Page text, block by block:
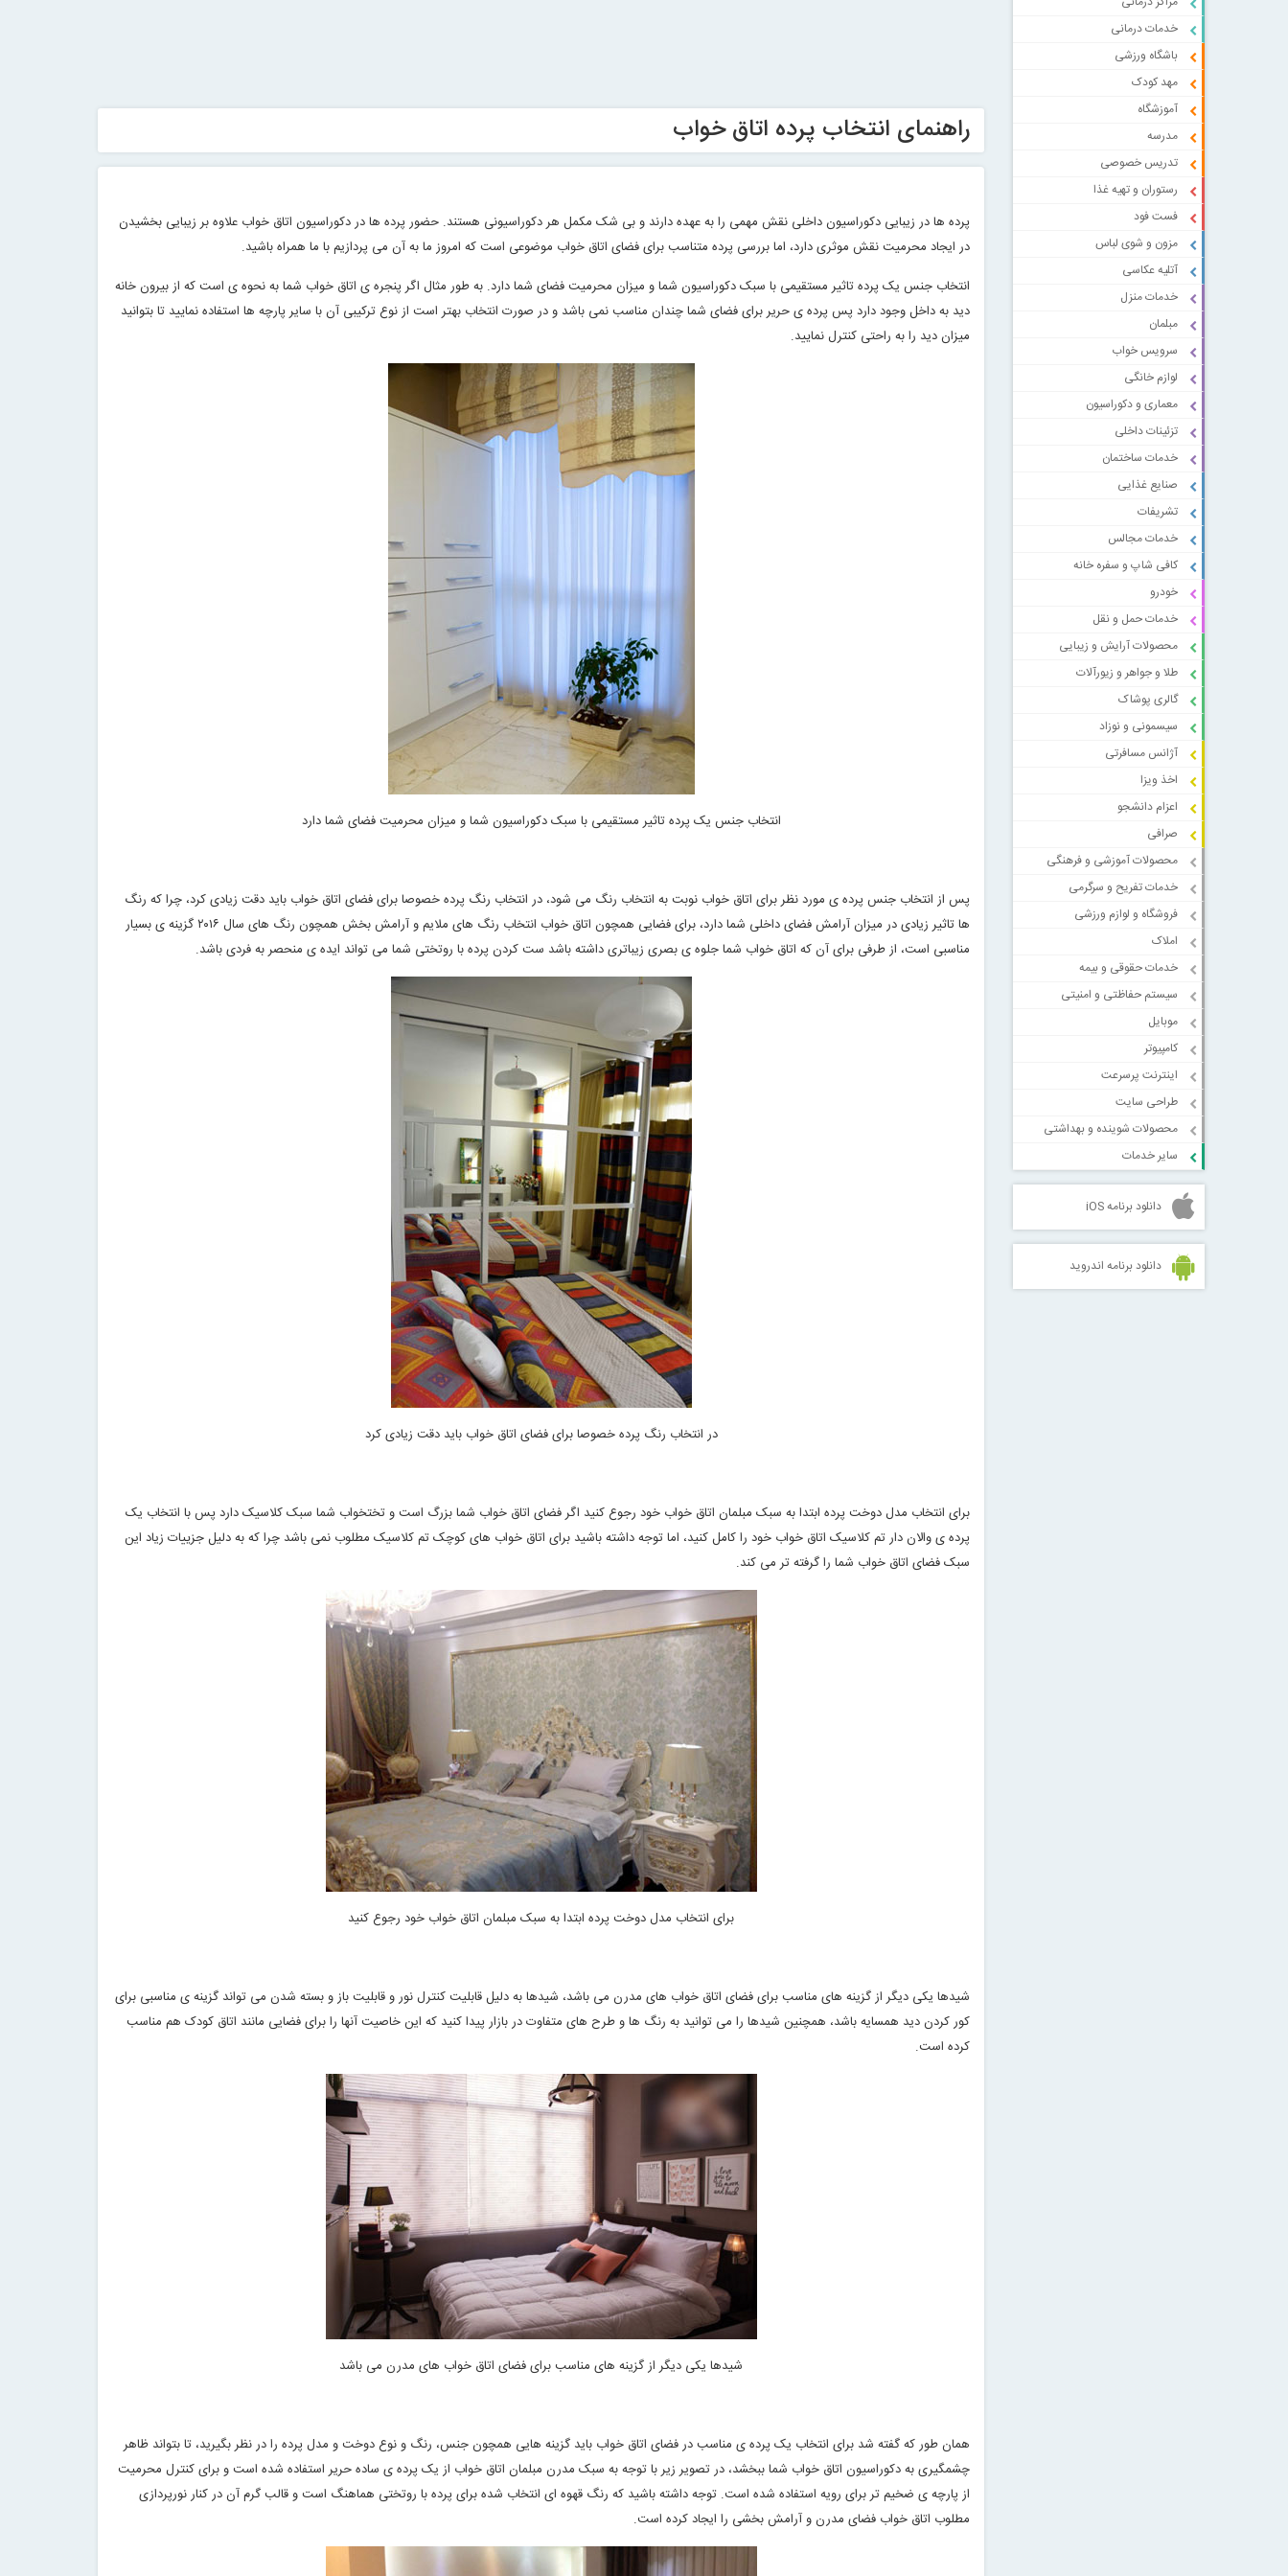
خدمات درمانی
باشگاه ورزشی
مهد کودک
آموزشگاه
مدرسه
تدریس خصوصی
رستوران و تهیه غذا
فست فود
مزون و شوی لباس
آتلیه عکاسی
خدمات منزل
مبلمان
سرویس خواب
لوازم خانگی
معماری و دکوراسیون
تزئینات داخلی
خدمات ساختمان
صنایع غذایی
تشریفات
خدمات مجالس
کافی شاپ و سفره خانه
خودرو
خدمات حمل و نقل
محصولات آرایش و زیبایی
طلا و جواهر و زیورآلات
گالری پوشاک
سیسمونی و نوزاد
آژانس مسافرتی
اخذ ویزا
اعزام دانشجو
صرافی
محصولات آموزشی و فرهنگی
خدمات تفریح و سرگرمی
فروشگاه و لوازم ورزشی
املاک
خدمات حقوقی و بیمه
سیستم حفاظتی و امنیتی
موبایل
کامپیوتر
اینترنت پرسرعت
طراحی سایت
محصولات شوینده و بهداشتی
سایر خدمات
دانلود برنامه iOS
دانلود برنامه اندروید
راهنمای انتخاب پرده اتاق خواب
پرده ها در زیبایی دکوراسیون داخلی نقش مهمی را به عهده دارند و بی شک مکمل هر دکوراسیونی هستند. حضور پرده ها در دکوراسیون اتاق خواب علاوه بر زیبایی بخشیدن
در ایجاد محرمیت نقش موثری دارد، اما بررسی پرده متناسب برای فضای اتاق خواب موضوعی است که امروز ما به آن می پردازیم با ما همراه باشید.
انتخاب جنس یک پرده تاثیر مستقیمی با سبک دکوراسیون شما و میزان محرمیت فضای شما دارد. به طور مثال اگر پنجره ی اتاق خواب شما به نحوه ی است که از بیرون خانه
دید به داخل وجود دارد پس پرده ی حریر برای فضای شما چندان مناسب نمی باشد و در صورت انتخاب بهتر است از نوع ترکیبی آن با سایر پارچه ها استفاده نمایید تا بتوانید
میزان دید را به راحتی کنترل نمایید.
انتخاب جنس یک پرده تاثیر مستقیمی با سبک دکوراسیون شما و میزان محرمیت فضای شما دارد
پس از انتخاب جنس پرده ی مورد نظر برای اتاق خواب نوبت به انتخاب رنگ می شود، در انتخاب رنگ پرده خصوصا برای فضای اتاق خواب باید دقت زیادی کرد، چرا که رنگ
ها تاثیر زیادی در میزان آرامش فضای داخلی شما دارد، برای فضایی همچون اتاق خواب انتخاب رنگ های ملایم و آرامش بخش همچون رنگ های سال ۲۰۱۶ گزینه ی بسیار
مناسبی است، از طرفی برای آن که اتاق خواب شما جلوه ی بصری زیباتری داشته باشد ست کردن پرده با روتختی شما می تواند ایده ی منحصر به فردی باشد.
در انتخاب رنگ پرده خصوصا برای فضای اتاق خواب باید دقت زیادی کرد
برای انتخاب مدل دوخت پرده ابتدا به سبک مبلمان اتاق خواب خود رجوع کنید اگر فضای اتاق خواب شما بزرگ است و تختخواب شما سبک کلاسیک دارد پس با انتخاب یک
پرده ی والان دار تم کلاسیک اتاق خواب خود را کامل کنید، اما توجه داشته باشید برای اتاق خواب های کوچک تم کلاسیک مطلوب نمی باشد چرا که به دلیل جزییات زیاد این
سبک فضای اتاق خواب شما را گرفته تر می کند.
برای انتخاب مدل دوخت پرده ابتدا به سبک مبلمان اتاق خواب خود رجوع کنید
شیدها یکی دیگر از گزینه های مناسب برای فضای اتاق خواب های مدرن می باشد، شیدها به دلیل قابلیت کنترل نور و قابلیت باز و بسته شدن می تواند گزینه ی مناسبی برای
کور کردن دید همسایه باشد، همچنین شیدها را می توانید به رنگ ها و طرح های متفاوت در بازار پیدا کنید که این خاصیت آنها را برای فضایی مانند اتاق کودک هم مناسب
کرده است.
شیدها یکی دیگر از گزینه های مناسب برای فضای اتاق خواب های مدرن می باشد
همان طور که گفته شد برای انتخاب یک پرده ی مناسب در فضای اتاق خواب باید گزینه هایی همچون جنس، رنگ و نوع دوخت و مدل پرده را در نظر بگیرید، تا بتواند ظاهر
چشمگیری به دکوراسیون اتاق خواب شما ببخشد، در تصویر زیر با توجه به سبک مدرن مبلمان اتاق خواب از یک پرده ی ساده حریر استفاده شده است و برای کنترل محرمیت
از پارچه ی ضخیم تر برای رویه استفاده شده است. توجه داشته باشید که رنگ قهوه ای انتخاب شده برای پرده با روتختی هماهنگ است و قالب گرم آن در کنار نورپردازی
مطلوب اتاق خواب فضای مدرن و آرامش بخشی را ایجاد کرده است.